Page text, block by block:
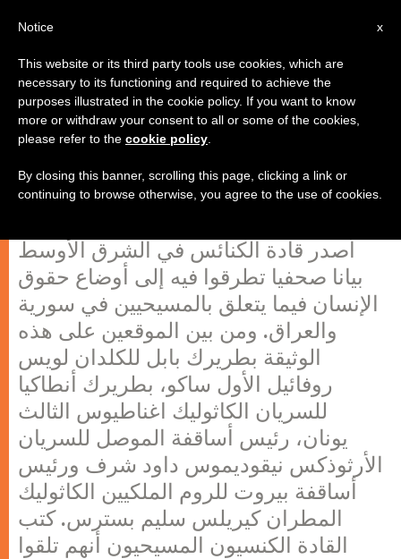
بيان قادة الكنائس في الشرق الأوسط
حول أوضاع المسيحيين في العراق
وسورية
أصدر قادة الكنائس في الشرق الأوسط
بيانا صحفيا تطرقوا فيه إلى أوضاع حقوق
الإنسان فيما يتعلق بالمسيحيين في سورية
والعراق. ومن بين الموقعين على هذه
الوثيقة بطريرك بابل للكلدان لويس
روفائيل الأول ساكو، بطريرك أنطاكيا
للسريان الكاثوليك اغناطيوس الثالث
يونان، رئيس أساقفة الموصل للسريان
الأرثوذكس نيقوديموس داود شرف ورئيس
أساقفة بيروت للروم الملكيين الكاثوليك
المطران كيريلس سليم بسترس. كتب
القادة الكنسيون المسيحيون أنهم تلقوا
x
Notice
This website or its third party tools use cookies, which are
necessary to its functioning and required to achieve the
purposes illustrated in the cookie policy. If you want to know
more or withdraw your consent to all or some of the cookies,
please refer to the cookie policy
By closing this banner, scrolling this page, clicking a link or
continuing to browse otherwise, you agree to the use of cookies.